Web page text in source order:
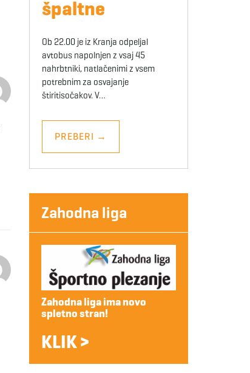
špaltne
Ob 22.00 je iz Kranja odpeljal
avtobus napolnjen z vsaj 45
nahrbtniki, natlačenimi z vsem
potrebnim za osvajanje
štiritisočakov. V…
PREBERI →
Zahodna liga
Zahodna liga ima novo
spletno stran!
KLIK >